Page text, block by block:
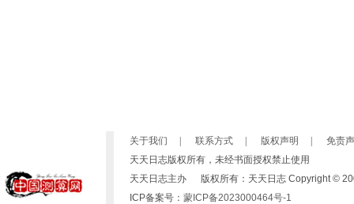
关于我们 联系方式 版权声明
免责
天天日志版权所有，未经书面授权禁止使用
天天日志主办 版权所有：天天日志 Copyright ©
ICP备案号： 蒙ICP备2023000464号-1